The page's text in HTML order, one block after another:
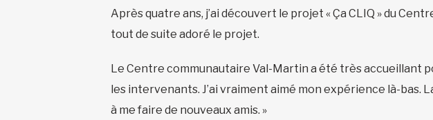
Après quatre ans, j’ai découvert le projet « Ça CLIQ » du
tout de suite adoré le projet.
Le Centre communautaire Val-Martin a été très accueillant
les intervenants. J’ai vraiment aimé mon expérience là-bas.
à me faire de nouveaux amis. »